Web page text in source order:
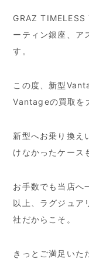
GRAZ TIMELESS
ーティン銀座、ア
す。
この度、新型
Vantageの買取を
新型へお乗り換え
けなかったケース
お手数でも当店へ
以上、ラグジュア
社だからこそ。
きっとご満足いた